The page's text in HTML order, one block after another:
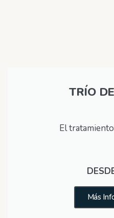
TRÍO
El
Más